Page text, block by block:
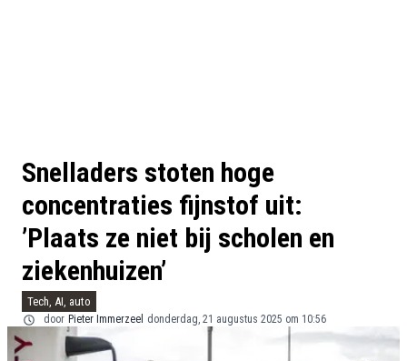
Snelladers stoten hoge
concentraties fijnstof uit:
’Plaats ze niet bij scholen en
ziekenhuizen’
Tech, AI, auto
door Pieter Immerzeel donderdag, 21 augustus 2025 om 10:56